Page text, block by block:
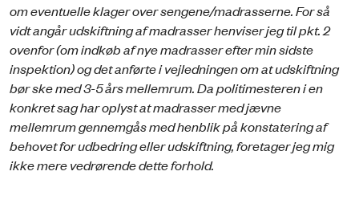
om eventuelle klager over sengene/madrasserne. For så
vidt angår udskiftning af madrasser henviser jeg til pkt. 2
ovenfor (om indkøb af nye madrasser efter min sidste
inspektion) og det anførte i vejledningen om at udskiftning
bør ske med 3-5 års mellemrum. Da politimesteren i en
konkret sag har oplyst at madrasser med jævne
mellemrum gennemgås med henblik på konstatering af
behovet for udbedring eller udskiftning, foretager jeg mig
ikke mere vedrørende dette forhold.